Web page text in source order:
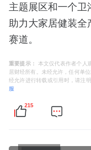
主题展区和一个卫
助力大家居健装
赛道。
重要提示：
本文仅代表作者个人
居财经所有。未经允许，任何单
经允许进行转载或引用时，请注
服
215